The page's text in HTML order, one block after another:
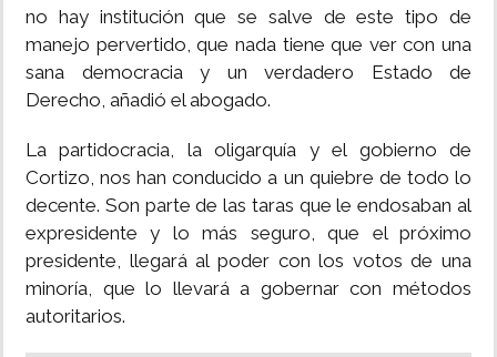
no hay institución que se salve de este tipo de
manejo pervertido, que nada tiene que ver con una
sana democracia y un verdadero Estado de
Derecho, añadió el abogado.
La partidocracia, la oligarquía y el gobierno de
Cortizo, nos han conducido a un quiebre de todo lo
decente. Son parte de las taras que le endosaban al
expresidente y lo más seguro, que el próximo
presidente, llegará al poder con los votos de una
minoría, que lo llevará a gobernar con métodos
autoritarios.